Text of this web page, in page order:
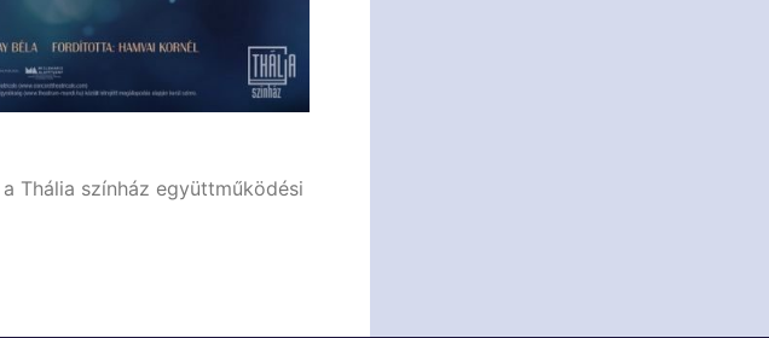
Thália színház együttműködési